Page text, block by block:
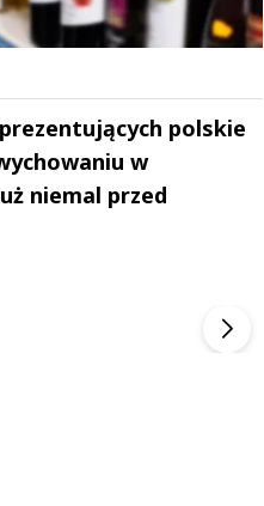
polskie
w
niemal przed